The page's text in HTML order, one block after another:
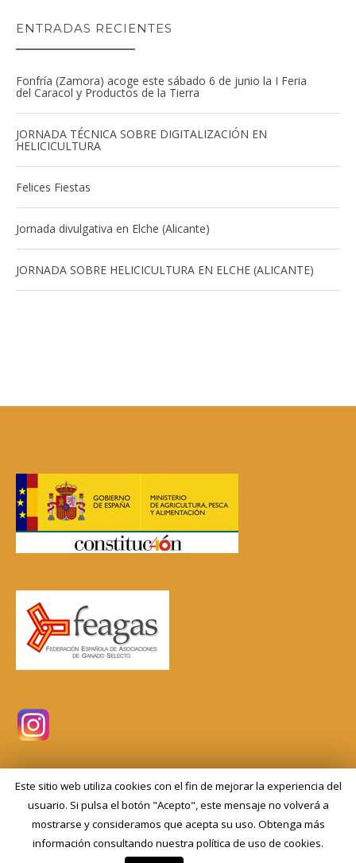
ENTRADAS RECIENTES
Fonfría (Zamora) acoge este sábado 6 de junio la I Feria
del Caracol y Productos de la Tierra
JORNADA TÉCNICA SOBRE DIGITALIZACIÓN EN
HELICICULTURA
Felices Fiestas
Jornada divulgativa en Elche (Alicante)
JORNADA SOBRE HELICICULTURA EN ELCHE (ALICANTE)
ANCEC - Asociación Nacional de Cría y Engorde del Caracol
Este sitio web utiliza cookies con el fin de mejorar la experiencia del
usuario. Si pulsa el botón "Acepto", este mensaje no volverá a
mostrarse y consideramos que acepta su uso. Obtenga más
información consultando nuestra política de uso de cookies.